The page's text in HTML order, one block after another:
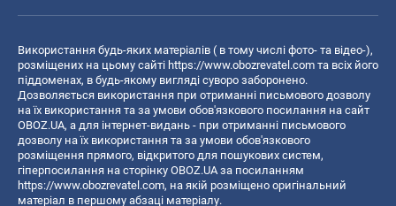
Використання будь-яких матеріалів ( в тому числі фото- та відео-),
розміщених на цьому сайті https://www.obozrevatel.com та всіх його
піддоменах, в будь-якому вигляді суворо заборонено.
Дозволяється використання при отриманні письмового дозволу
на їх використання та за умови обов'язкового посилання на сайт
OBOZ.UA, а для інтернет-видань - при отриманні письмового
дозволу на їх використання та за умови обов'язкового
розміщення прямого, відкритого для пошукових систем,
гіперпосилання на сторінку OBOZ.UA за посиланням
https://www.obozrevatel.com, на якій розміщено оригінальний
матеріал в першому абзаці матеріалу.